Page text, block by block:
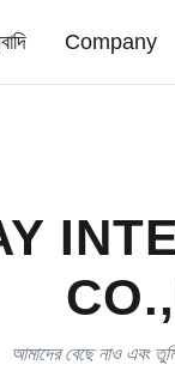
Company
আমাদের বেছে নাও এবং